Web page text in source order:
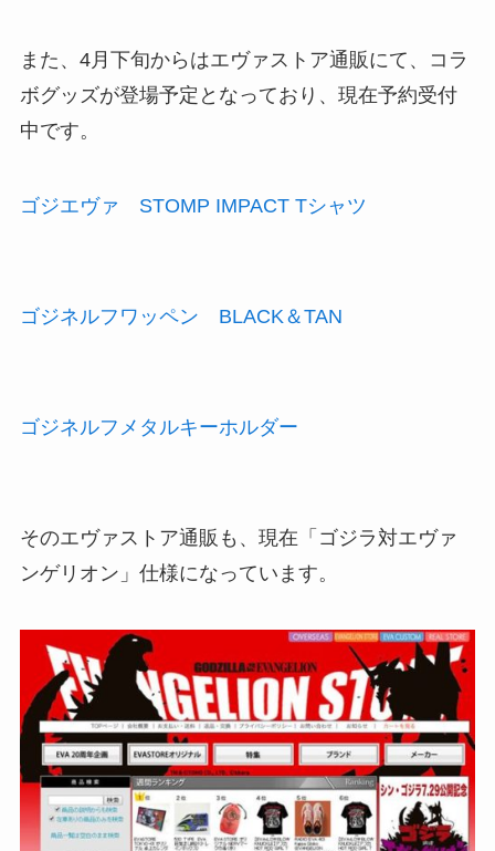
また、4月下旬からはエヴァストア通販にて、コラ
ボグッズが登場予定となっており、現在予約受付
中です。
ゴジエヴァ STOMP IMPACT Tシャツ
ゴジネルフワッペン BLACK＆TAN
ゴジネルフメタルキーホルダー
そのエヴァストア通販も、現在「ゴジラ対エヴァ
ンゲリオン」仕様になっています。